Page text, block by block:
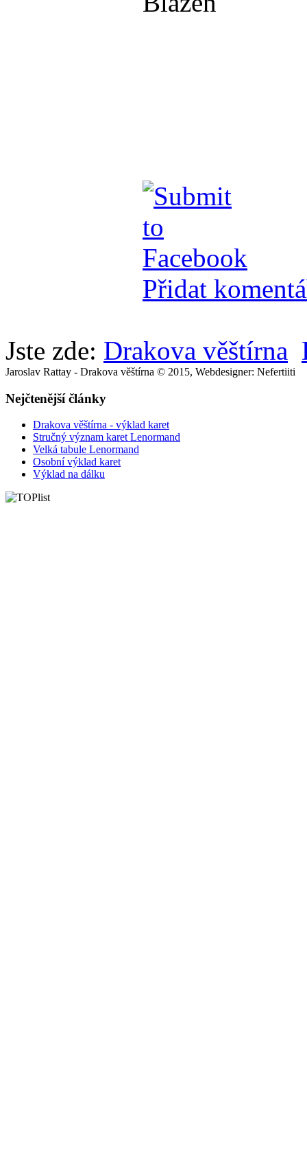
Přidat
Jste zde: Drakova věštírna
Jaroslav Rattay - Drakova věštírna © 2015, Webdesigner: Nefertiiti
Nejčtenější články
Drakova věštírna - výklad karet
Stručný význam karet Lenormand
Velká tabule Lenormand
Osobní výklad karet
Výklad na dálku